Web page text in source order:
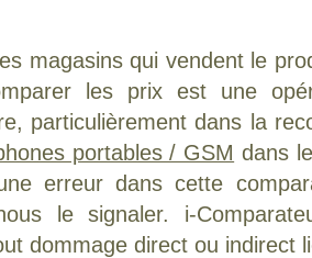
magasins qui vendent le
les prix est une
particulièrement dans la
portables / GSM dans
erreur dans cette
le signaler. i-
dommage direct ou indirect